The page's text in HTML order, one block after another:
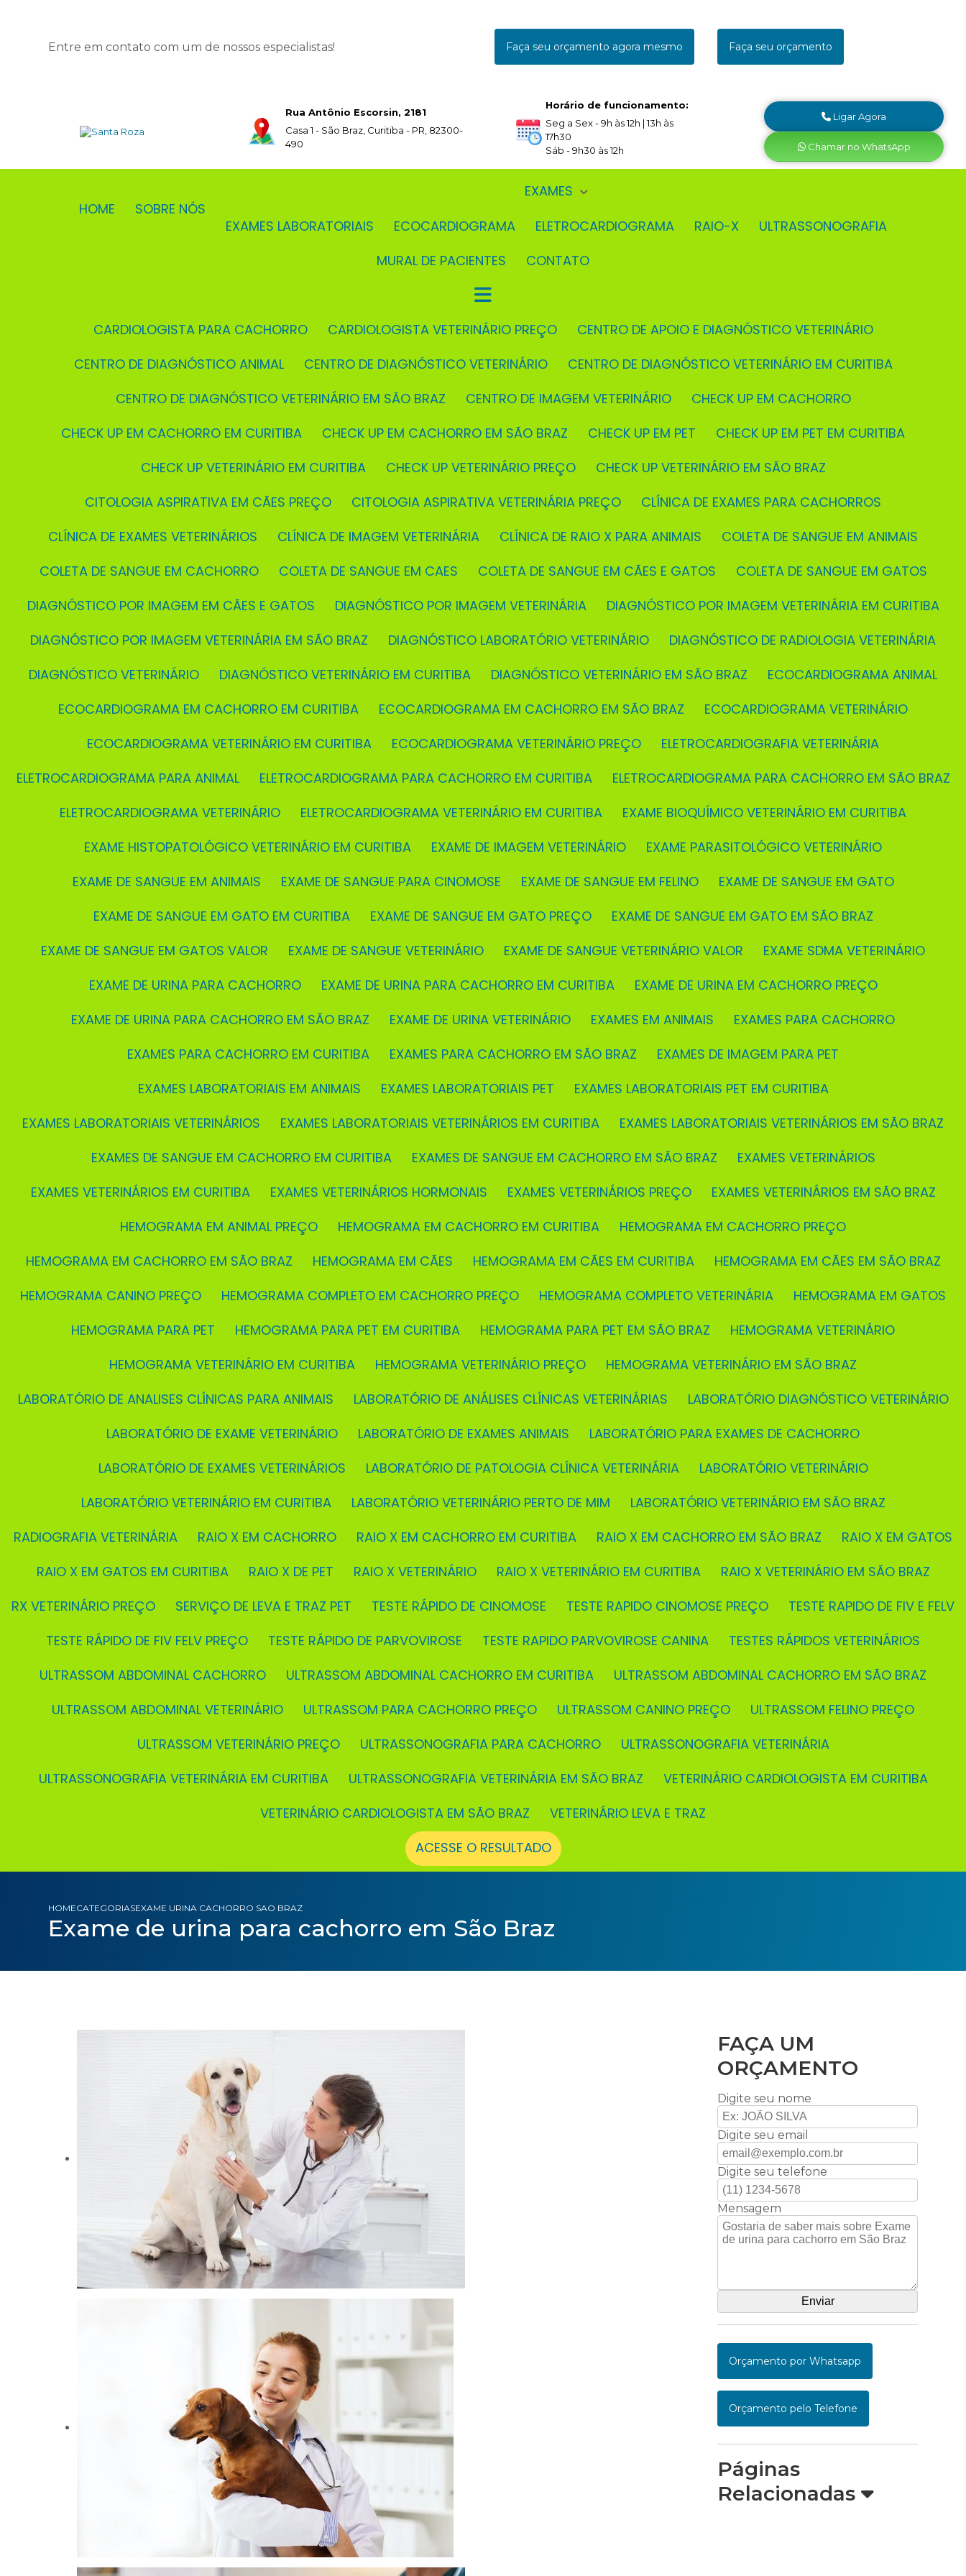
Entre em contato com um de nossos especialistas! Faça seu orçamento agora mesmo Faça seu orçamento
Rua Antônio Escorsin, 2181
Casa 1 - São Braz, Curitiba - PR, 82300-
490
Horário de funcionamento:
Seg a Sex - 9h às 12h | 13h às
17h30
Sáb - 9h30 às 12h
Ligar Agora
Chamar no WhatsApp
HOME SOBRE NÓS
EXAMES
EXAMES LABORATORIAIS
ECOCARDIOGRAMA ELETROCARDIOGRAMA RAIO-X
ULTRASSONOGRAFIA
MURAL DE PACIENTES
CONTATO
CARDIOLOGISTA PARA CACHORRO CARDIOLOGISTA VETERINÁRIO PREÇO
CENTRO DE APOIO E DIAGNÓSTICO VETERINÁRIO
CENTRO DE DIAGNÓSTICO ANIMAL
CENTRO DE DIAGNÓSTICO VETERINÁRIO
CENTRO DE DIAGNÓSTICO VETERINÁRIO EM CURITIBA
CENTRO DE DIAGNÓSTICO VETERINÁRIO EM SÃO BRAZ
CENTRO DE IMAGEM VETERINÁRIO
CHECK UP EM CACHORRO
CHECK UP EM CACHORRO EM CURITIBA
CHECK UP EM CACHORRO EM SÃO BRAZ CHECK UP EM PET
CHECK UP EM PET EM CURITIBA
CHECK UP VETERINÁRIO EM CURITIBA
CHECK UP VETERINÁRIO PREÇO
CHECK UP VETERINÁRIO EM SÃO BRAZ
CITOLOGIA ASPIRATIVA EM CÃES PREÇO
CITOLOGIA ASPIRATIVA VETERINÁRIA PREÇO
CLÍNICA DE EXAMES PARA CACHORROS
CLÍNICA DE EXAMES VETERINÁRIOS
CLÍNICA DE IMAGEM VETERINÁRIA CLÍNICA DE RAIO X PARA ANIMAIS
COLETA DE SANGUE EM ANIMAIS
COLETA DE SANGUE EM CACHORRO
COLETA DE SANGUE EM CAES COLETA DE SANGUE EM CÃES E GATOS
COLETA DE SANGUE EM GATOS
DIAGNÓSTICO POR IMAGEM EM CÃES E GATOS
DIAGNÓSTICO POR IMAGEM VETERINÁRIA
DIAGNÓSTICO POR IMAGEM VETERINÁRIA EM CURITIBA
DIAGNÓSTICO POR IMAGEM VETERINÁRIA EM SÃO BRAZ
DIAGNÓSTICO LABORATÓRIO VETERINÁRIO
DIAGNÓSTICO DE RADIOLOGIA VETERINÁRIA
DIAGNÓSTICO VETERINÁRIO
DIAGNÓSTICO VETERINÁRIO EM CURITIBA DIAGNÓSTICO VETERINÁRIO EM SÃO BRAZ
ECOCARDIOGRAMA ANIMAL
ECOCARDIOGRAMA EM CACHORRO EM CURITIBA
ECOCARDIOGRAMA EM CACHORRO EM SÃO BRAZ
ECOCARDIOGRAMA VETERINÁRIO
ECOCARDIOGRAMA VETERINÁRIO EM CURITIBA
ECOCARDIOGRAMA VETERINÁRIO PREÇO
ELETROCARDIOGRAFIA VETERINÁRIA
ELETROCARDIOGRAMA PARA ANIMAL
ELETROCARDIOGRAMA PARA CACHORRO EM CURITIBA
ELETROCARDIOGRAMA PARA CACHORRO EM SÃO BRAZ
ELETROCARDIOGRAMA VETERINÁRIO
ELETROCARDIOGRAMA VETERINÁRIO EM CURITIBA
EXAME BIOQUÍMICO VETERINÁRIO EM CURITIBA
EXAME HISTOPATOLÓGICO VETERINÁRIO EM CURITIBA
EXAME DE IMAGEM VETERINÁRIO
EXAME PARASITOLÓGICO VETERINÁRIO
EXAME DE SANGUE EM ANIMAIS
EXAME DE SANGUE PARA CINOMOSE EXAME DE SANGUE EM FELINO
EXAME DE SANGUE EM GATO
EXAME DE SANGUE EM GATO EM CURITIBA
EXAME DE SANGUE EM GATO PREÇO
EXAME DE SANGUE EM GATO EM SÃO BRAZ
EXAME DE SANGUE EM GATOS VALOR
EXAME DE SANGUE VETERINÁRIO EXAME DE SANGUE VETERINÁRIO VALOR
EXAME SDMA VETERINÁRIO
EXAME DE URINA PARA CACHORRO
EXAME DE URINA PARA CACHORRO EM CURITIBA
EXAME DE URINA EM CACHORRO PREÇO
EXAME DE URINA PARA CACHORRO EM SÃO BRAZ
EXAME DE URINA VETERINÁRIO EXAMES EM ANIMAIS
EXAMES PARA CACHORRO
EXAMES PARA CACHORRO EM CURITIBA
EXAMES PARA CACHORRO EM SÃO BRAZ
EXAMES DE IMAGEM PARA PET
EXAMES LABORATORIAIS EM ANIMAIS
EXAMES LABORATORIAIS PET
EXAMES LABORATORIAIS PET EM CURITIBA
EXAMES LABORATORIAIS VETERINÁRIOS
EXAMES LABORATORIAIS VETERINÁRIOS EM CURITIBA
EXAMES LABORATORIAIS VETERINÁRIOS EM SÃO BRAZ
EXAMES DE SANGUE EM CACHORRO EM CURITIBA
EXAMES DE SANGUE EM CACHORRO EM SÃO BRAZ
EXAMES VETERINÁRIOS
EXAMES VETERINÁRIOS EM CURITIBA
EXAMES VETERINÁRIOS HORMONAIS EXAMES VETERINÁRIOS PREÇO
EXAMES VETERINÁRIOS EM SÃO BRAZ
HEMOGRAMA EM ANIMAL PREÇO
HEMOGRAMA EM CACHORRO EM CURITIBA
HEMOGRAMA EM CACHORRO PREÇO
HEMOGRAMA EM CACHORRO EM SÃO BRAZ
HEMOGRAMA EM CÃES HEMOGRAMA EM CÃES EM CURITIBA
HEMOGRAMA EM CÃES EM SÃO BRAZ
HEMOGRAMA CANINO PREÇO
HEMOGRAMA COMPLETO EM CACHORRO PREÇO HEMOGRAMA COMPLETO VETERINÁRIA
HEMOGRAMA EM GATOS
HEMOGRAMA PARA PET
HEMOGRAMA PARA PET EM CURITIBA HEMOGRAMA PARA PET EM SÃO BRAZ
HEMOGRAMA VETERINÁRIO
HEMOGRAMA VETERINÁRIO EM CURITIBA
HEMOGRAMA VETERINÁRIO PREÇO
HEMOGRAMA VETERINÁRIO EM SÃO BRAZ
LABORATÓRIO DE ANALISES CLÍNICAS PARA ANIMAIS
LABORATÓRIO DE ANÁLISES CLÍNICAS VETERINÁRIAS
LABORATÓRIO DIAGNÓSTICO VETERINÁRIO
LABORATÓRIO DE EXAME VETERINÁRIO
LABORATÓRIO DE EXAMES ANIMAIS
LABORATÓRIO PARA EXAMES DE CACHORRO
LABORATÓRIO DE EXAMES VETERINÁRIOS
LABORATÓRIO DE PATOLOGIA CLÍNICA VETERINÁRIA
LABORATÓRIO VETERINÁRIO
LABORATÓRIO VETERINÁRIO EM CURITIBA
LABORATÓRIO VETERINÁRIO PERTO DE MIM
LABORATÓRIO VETERINÁRIO EM SÃO BRAZ
RADIOGRAFIA VETERINÁRIA
RAIO X EM CACHORRO RAIO X EM CACHORRO EM CURITIBA RAIO X EM CACHORRO EM SÃO BRAZ
RAIO X EM GATOS
RAIO X EM GATOS EM CURITIBA
RAIO X DE PET RAIO X VETERINÁRIO RAIO X VETERINÁRIO EM CURITIBA
RAIO X VETERINÁRIO EM SÃO BRAZ
RX VETERINÁRIO PREÇO
SERVIÇO DE LEVA E TRAZ PET TESTE RÁPIDO DE CINOMOSE TESTE RAPIDO CINOMOSE PREÇO
TESTE RAPIDO DE FIV E FELV
TESTE RÁPIDO DE FIV FELV PREÇO
TESTE RÁPIDO DE PARVOVIROSE TESTE RAPIDO PARVOVIROSE CANINA
TESTES RÁPIDOS VETERINÁRIOS
ULTRASSOM ABDOMINAL CACHORRO
ULTRASSOM ABDOMINAL CACHORRO EM CURITIBA
ULTRASSOM ABDOMINAL CACHORRO EM SÃO BRAZ
ULTRASSOM ABDOMINAL VETERINÁRIO
ULTRASSOM PARA CACHORRO PREÇO ULTRASSOM CANINO PREÇO
ULTRASSOM FELINO PREÇO
ULTRASSOM VETERINÁRIO PREÇO
ULTRASSONOGRAFIA PARA CACHORRO
ULTRASSONOGRAFIA VETERINÁRIA
ULTRASSONOGRAFIA VETERINÁRIA EM CURITIBA
ULTRASSONOGRAFIA VETERINÁRIA EM SÃO BRAZ
VETERINÁRIO CARDIOLOGISTA EM CURITIBA
VETERINÁRIO CARDIOLOGISTA EM SÃO BRAZ
VETERINÁRIO LEVA E TRAZ
ACESSE O RESULTADO
HOMECATEGORIASEXAME URINA CACHORRO SAO BRAZ
Exame de urina para cachorro em São Braz
FAÇA UM
ORÇAMENTO
Digite seu nome
Digite seu email
Digite seu telefone
Mensagem
Orçamento por Whatsapp
Orçamento pelo Telefone
Páginas
Relacionadas